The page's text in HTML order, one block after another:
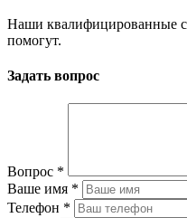
Наши квалифицированные
помогут.
Задать вопрос
Вопрос *
Ваше имя *
Телефон *